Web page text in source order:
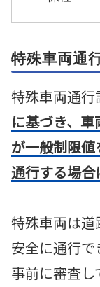
特殊車両通
特殊車両通行
に基づき、
が一般制限
通行する場
特殊車両は道
安全に通行
事前に審査